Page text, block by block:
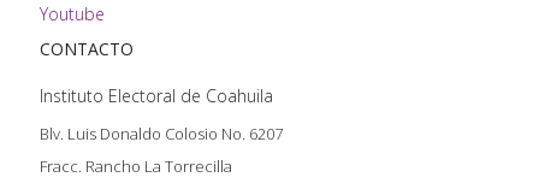
Youtube
CONTACTO
Instituto Electoral de Coahuila
Blv. Luis Donaldo Colosio No. 6207
Fracc. Rancho La Torrecilla